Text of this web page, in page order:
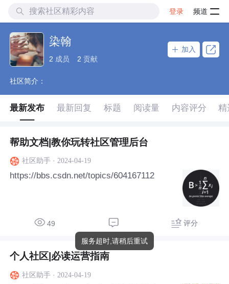
登录 频道
染翰
2 成员 2 贡献
加入
社区简介：
最新发布 最新回复 标题 阅读量 内容评分 精
帮助文档|教你玩转社区管理后台
社区助手· 2024-04-19
https://bbs.csdn.net/topics/604167112
49 评分
个人社区|必读运营指南
社区助手· 2024-04-19
服务超时,请稍后重试